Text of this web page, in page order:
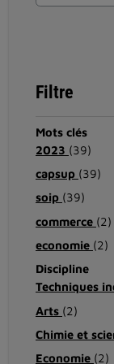
Filtre
Mots clés
2023 (39)
capsup (39)
soip (39)
commerce (2)
economie (2)
Discipline
Techniques
Arts (2)
Chimie et
Economie (2)